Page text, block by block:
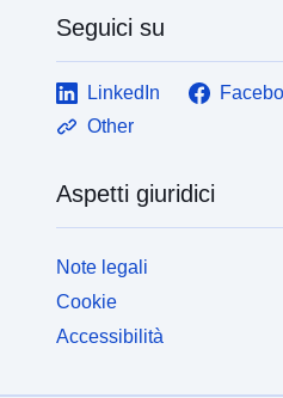
Seguici su
LinkedIn
Other
Aspetti giuridici
Note legali
Cookie
Accessibilità